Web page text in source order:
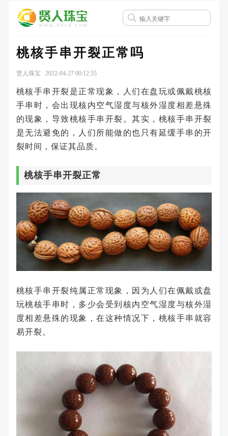
桃核手串开裂正常吗
贤人珠宝 2022-04-27 00:12:35
桃核手串开裂是正常现象，人们在盘玩或佩戴桃核
手串时，会出现核内空气湿度与核外湿度相差悬殊
的现象，导致桃核手串开裂。其实，桃核手串开裂
是无法避免的，人们所能做的也只有延缓手串的开
裂时间，保证其品质。
桃核手串开裂正常
桃核手串开裂纯属正常现象，因为人们在佩戴或盘
玩桃核手串时，多少会受到核内空气湿度与核外湿
度相差悬殊的现象，在这种情况下，桃核手串就容
易开裂。